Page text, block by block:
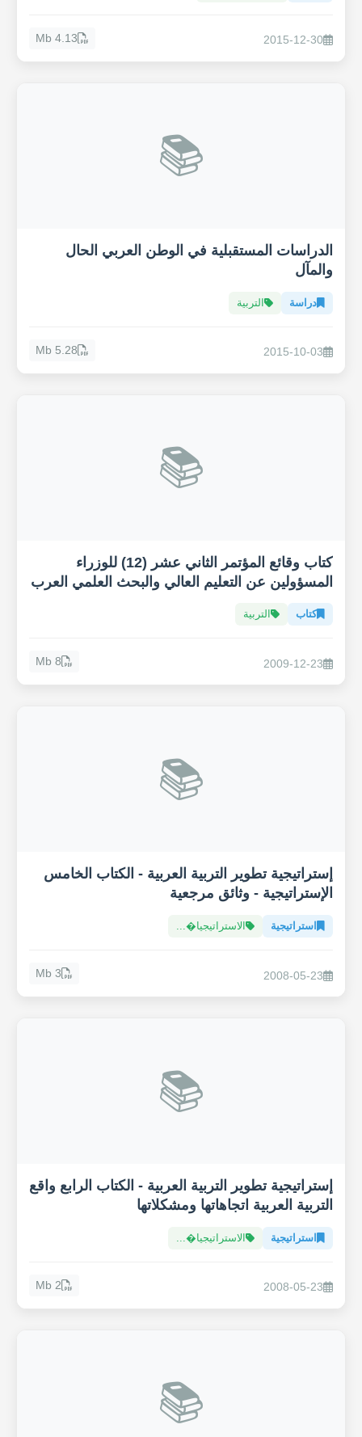
2015-12-30
4.13 Mb
📚
الدراسات المستقبلية في الوطن العربي الحال
والمآل
دراسة التربية
2015-10-03
5.28 Mb
📚
كتاب وقائع المؤتمر الثاني عشر (12) للوزراء
المسؤولين عن التعليم العالي والبحث العلمي العرب
كتاب التربية
2009-12-23
8 Mb
📚
إستراتيجية تطوير التربية العربية - الكتاب الخامس
الإستراتيجية - وثائق مرجعية
استراتيجية الاستراتيجيا�...
2008-05-23
3 Mb
📚
إستراتيجية تطوير التربية العربية - الكتاب الرابع واقع
التربية العربية اتجاهاتها ومشكلاتها
استراتيجية الاستراتيجيا�...
2008-05-23
2 Mb
📚